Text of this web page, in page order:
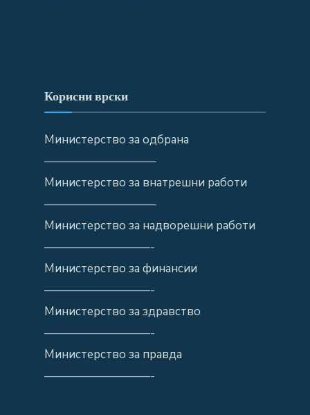
Корисни врски
Министерство за одбрана
—————————–
Министерство за внатрешни работи
—————————–
Министерство за надворешни работи
—————————-
Министерство за финансии
—————————-
Министерство за здравство
—————————-
Министерство за правда
—————————-